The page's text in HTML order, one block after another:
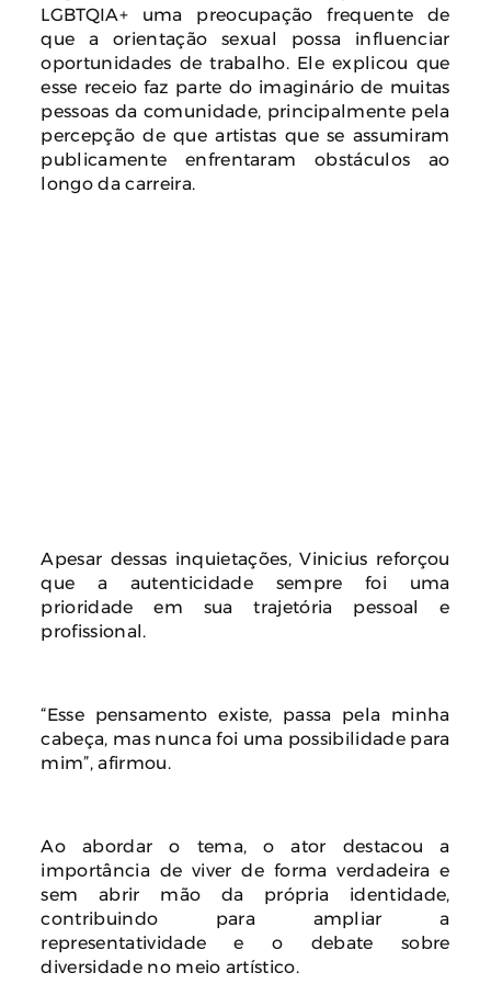
LGBTQIA+ uma preocupação frequente de
que a orientação sexual possa influenciar
oportunidades de trabalho. Ele explicou que
esse receio faz parte do imaginário de muitas
pessoas da comunidade, principalmente pela
percepção de que artistas que se assumiram
publicamente enfrentaram obstáculos ao
longo da carreira.
Apesar dessas inquietações, Vinicius reforçou
que a autenticidade sempre foi uma
prioridade em sua trajetória pessoal e
profissional.
“Esse pensamento existe, passa pela minha
cabeça, mas nunca foi uma possibilidade para
mim”, afirmou.
Ao abordar o tema, o ator destacou a
importância de viver de forma verdadeira e
sem abrir mão da própria identidade,
contribuindo para ampliar a
representatividade e o debate sobre
diversidade no meio artístico.